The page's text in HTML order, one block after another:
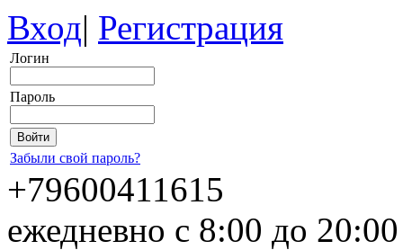
Вход| Регистрация
Логин
Пароль
Забыли свой пароль?
+79600411615
ежедневно с 8:00 до